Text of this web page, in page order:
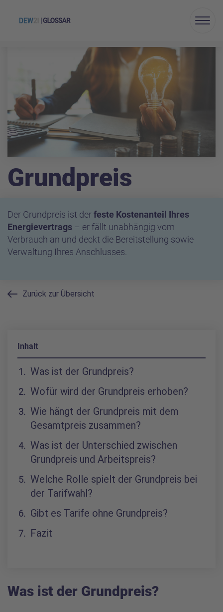
Menu
Grundpreis
Der Grundpreis ist derfeste Kostenanteil Ihres
Energievertrags – er fällt unabhängig vom
Verbrauch an und deckt die Bereitstellung sowie
Verwaltung Ihres Anschlusses.
Zurück zur Übersicht
Inhalt
Inhaltsverzeichnis
Was ist der Grundpreis?
Wofür wird der Grundpreis erhoben?
Wie hängt der Grundpreis mit dem
Gesamtpreis zusammen?
Was ist der Unterschied zwischen
Grundpreis und Arbeitspreis?
Welche Rolle spielt der Grundpreis bei
der Tarifwahl?
Gibt es Tarife ohne Grundpreis?
Fazit
Was ist der Grundpreis?